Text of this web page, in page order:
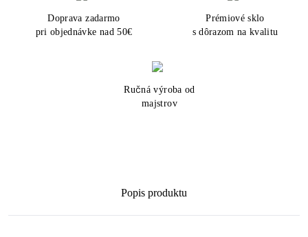
Doprava zadarmo
pri objednávke nad 50€
Prémiové sklo
s dôrazom na kvalitu
Ručná výroba od
majstrov
Popis produktu